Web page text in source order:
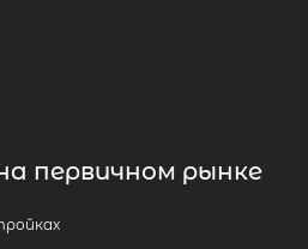
квартира площадью
18к3
первичном рынке